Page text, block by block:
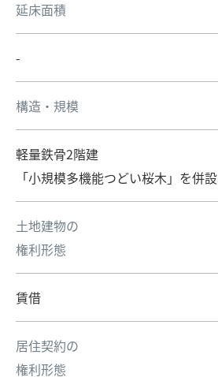
延床面積
-
構造・規模
軽量鉄骨2階建
「小規模多機能つどい桜木」を併設
土地建物の
権利形態
賃借
居住契約の
権利形態